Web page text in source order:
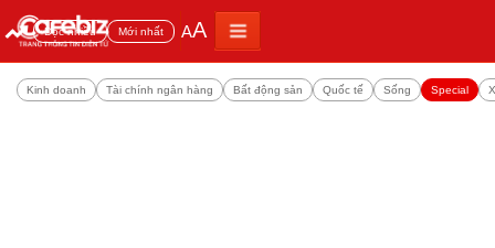
Đọc nhiều Mới nhất AA
Kinh doanh Tài chính ngân hàng Bất động sản Quốc tế Sống Special